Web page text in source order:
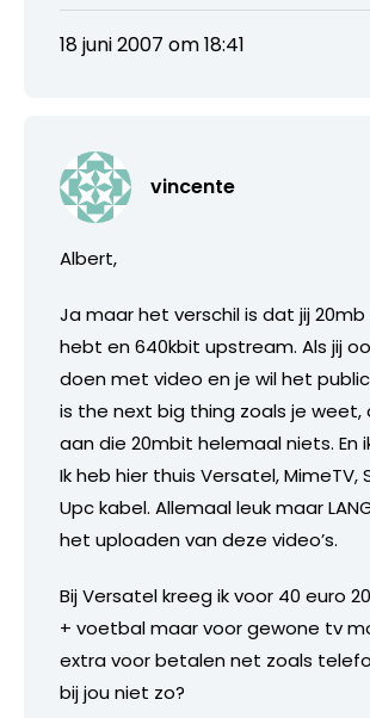
18 juni 2007 om 18:41
vincente
Albert,
Ja maar het verschil is dat jij
hebt en 640kbit upstream. Als jij
doen met video en je wil het
is the next big thing zoals je weet,
aan die 20mbit helemaal niets. En
Ik heb hier thuis Versatel, MimeTV,
Upc kabel. Allemaal leuk maar
het uploaden van deze video’s.
Bij Versatel kreeg ik voor 40 euro
+ voetbal maar voor gewone tv
extra voor betalen net zoals
bij jou niet zo?